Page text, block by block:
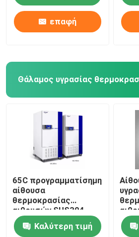
επαφή
Θάλαμος υγρασίας
65C προγραμματίσημη
αίθουσα
θερμοκρασίας
αιθουσών SUS304
υγρασίας
θερμοκρασίας
Καλύτερη τιμή